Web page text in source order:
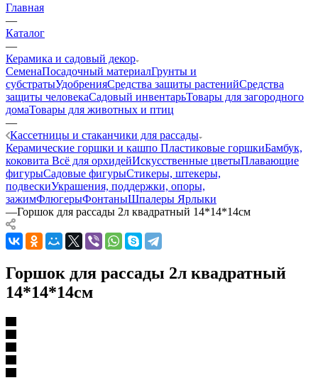
Главная
—
Каталог
—
Керамика и садовый декор
СеменаПосадочный материалГрунты и
субстратыУдобренияСредства защиты растенийСредства
защиты человекаСадовый инвентарьТовары для загородного
домаТовары для животных и птиц
—
Кассетницы и стаканчики для рассады
Керамические горшки и кашпо Пластиковые горшкиБамбук,
коковита Всё для орхидейИскусственные цветыПлавающие
фигурыСадовые фигурыСтикеры, штекеры,
подвескиУкрашения, поддержки, опоры,
зажимФлюгерыФонтаныШпалеры Ярлыки
—Горшок для рассады 2л квадратный 14*14*14см
Горшок для рассады 2л квадратный
14*14*14см